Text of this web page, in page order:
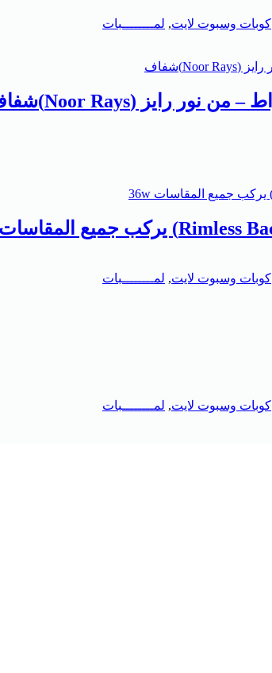
كوبات وسبوت لايت, لمــــــــبات
كوبات وسبوت لايت, لمــــــــبات
كوبات وسبوت لايت, لمــــــــبات